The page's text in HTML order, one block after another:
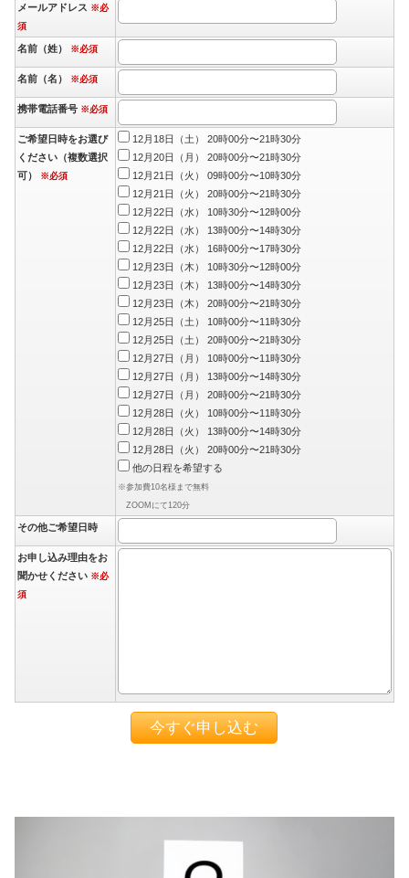
メールアドレス ※必
須
名前（姓） ※必須
名前（名） ※必須
携帯電話番号 ※必須
ご希望日時をお選び
ください（複数選択
可）
※必須
12月18日（土） 20時00分〜21時30分
12月20日（月） 20時00分〜21時30分
12月21日（火） 09時00分〜10時30分
12月21日（火） 20時00分〜21時30分
12月22日（水） 10時30分〜12時00分
12月22日（水） 13時00分〜14時30分
12月22日（水） 16時00分〜17時30分
12月23日（木） 10時30分〜12時00分
12月23日（木） 13時00分〜14時30分
12月23日（木） 20時00分〜21時30分
12月25日（土） 10時00分〜11時30分
12月25日（土） 20時00分〜21時30分
12月27日（月） 10時00分〜11時30分
12月27日（月） 13時00分〜14時30分
12月27日（月） 20時00分〜21時30分
12月28日（火） 10時00分〜11時30分
12月28日（火） 13時00分〜14時30分
12月28日（火） 20時00分〜21時30分
他の日程を希望する
※参加費10名様まで無料
ZOOMにて120分
その他ご希望日時
お申し込み理由をお
聞かせください ※必
須